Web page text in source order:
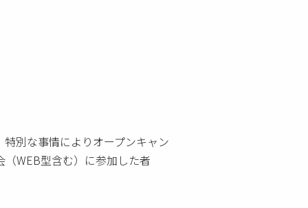
別な事情によりオープンキャン
WEB型含む）に参加した者